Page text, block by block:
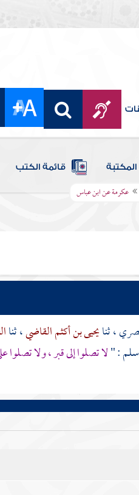
قائمة الكتب
عكرمة عن ابن عباس
، ثنايحيى بن أكثم القاضي، ثنا
: "لا تصلوا إلى قبر ، ولا تصلوا